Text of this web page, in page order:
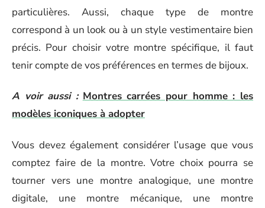
particulières. Aussi, chaque type de montre
correspond à un look ou à un style vestimentaire bien
précis. Pour choisir votre montre spécifique, il faut
tenir compte de vos préférences en termes de bijoux.
A voir aussi : Montres carrées pour homme : les
modèles iconiques à adopter
Vous devez également considérer l’usage que vous
comptez faire de la montre. Votre choix pourra se
tourner vers une montre analogique, une montre
digitale, une montre mécanique, une montre